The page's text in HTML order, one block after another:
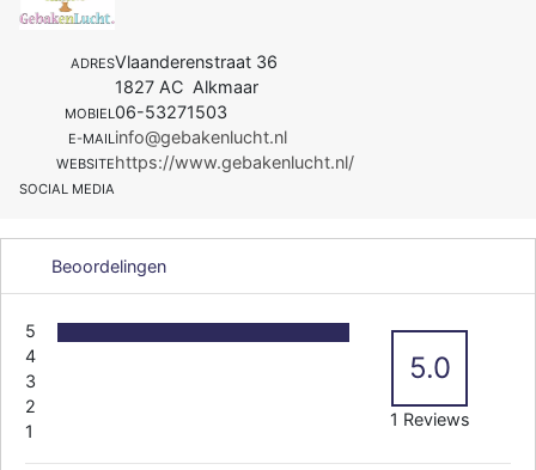
ADRESVlaanderenstraat 36
1827 AC Alkmaar
MOBIEL06-53271503
E-MAILinfo@gebakenlucht.nl
WEBSITEhttps://www.gebakenlucht.nl/
SOCIAL MEDIA
Beoordelingen
5
4
3
2
1
5.0
1 Reviews